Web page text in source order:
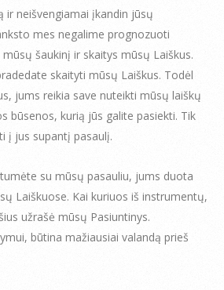
ir neišvengiamai įkandin jūsų
mes negalime prognozuoti
šaukinį ir skaitys mūsų Laiškus.
skaityti mūsų Laiškus. Todėl
jums reikia save nuteikti mūsų laiškų
būsenos, kurią jūs galite pasiekti. Tik
į jus supantį pasaulį.
su mūsų pasauliu, jums duota
Laiškuose. Kai kuriuos iš instrumentų,
užrašė mūsų Pasiuntinys.
būtina mažiausiai valandą prieš